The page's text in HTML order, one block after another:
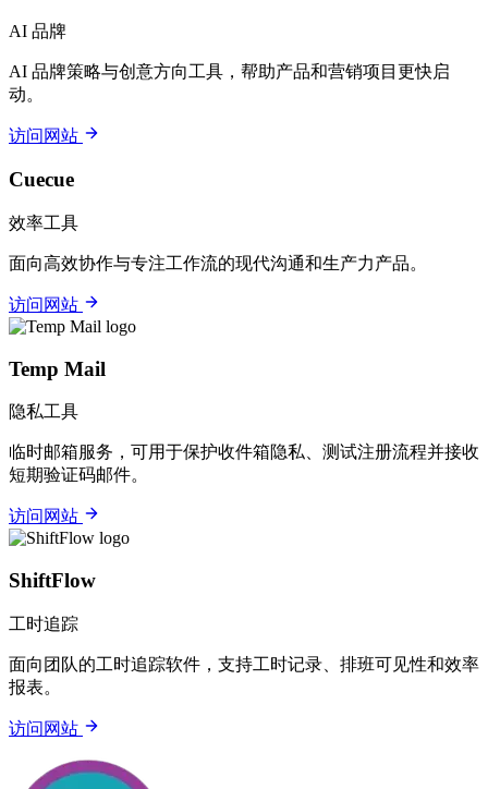
AI 品牌
AI 品牌策略与创意方向工具，帮助产品和营销项目更快启
动。
访问网站
Cuecue
效率工具
面向高效协作与专注工作流的现代沟通和生产力产品。
访问网站
Temp Mail
隐私工具
临时邮箱服务，可用于保护收件箱隐私、测试注册流程并接收
短期验证码邮件。
访问网站
ShiftFlow
工时追踪
面向团队的工时追踪软件，支持工时记录、排班可见性和效率
报表。
访问网站